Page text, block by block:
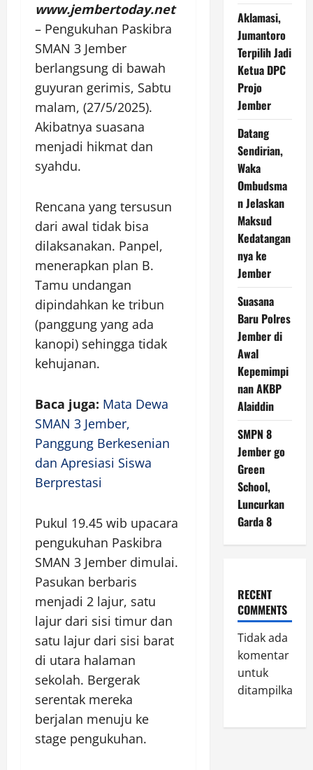
www.jembertoday.net
– Pengukuhan Paskibra
SMAN 3 Jember
berlangsung di bawah
guyuran gerimis, Sabtu
malam, (27/5/2025).
Akibatnya suasana
menjadi hikmat dan
syahdu.
Rencana yang tersusun
dari awal tidak bisa
dilaksanakan. Panpel,
menerapkan plan B.
Tamu undangan
dipindahkan ke tribun
(panggung yang ada
kanopi) sehingga tidak
kehujanan.
Baca juga: Mata Dewa
SMAN 3 Jember,
Panggung Berkesenian
dan Apresiasi Siswa
Berprestasi
Pukul 19.45 wib upacara
pengukuhan Paskibra
SMAN 3 Jember dimulai.
Pasukan berbaris
menjadi 2 lajur, satu
lajur dari sisi timur dan
satu lajur dari sisi barat
di utara halaman
sekolah. Bergerak
serentak mereka
berjalan menuju ke
stage pengukuhan.
Aklamasi,
Jumantoro
Terpilih Jadi
Ketua DPC
Projo
Jember
Datang
Sendirian,
Waka
Ombudsma
n Jelaskan
Maksud
Kedatangan
nya ke
Jember
Suasana
Baru Polres
Jember di
Awal
Kepemimpi
nan AKBP
Alaiddin
SMPN 8
Jember go
Green
School,
Luncurkan
Garda 8
RECENT
COMMENTS
Tidak ada
komentar
untuk
ditampilkan.